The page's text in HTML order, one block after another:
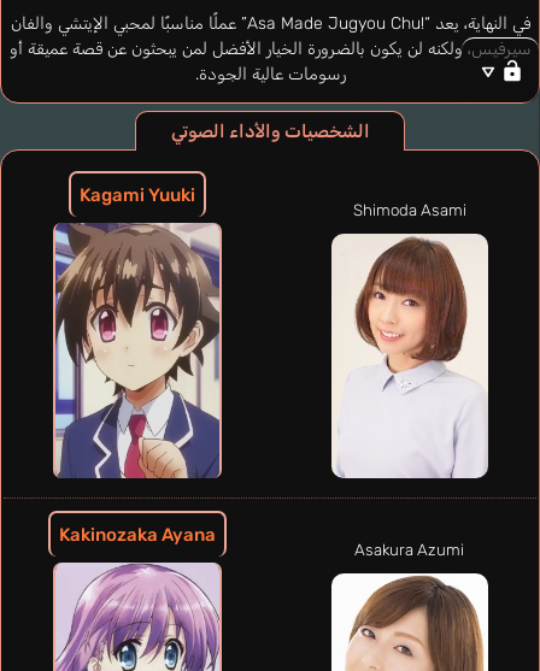
في النهاية، يعد “Asa Made Jugyou Chu!” عملًا مناسبًا لمحبي الإيتشي والفان
سيرفيس، ولكنه لن يكون بالضرورة الخيار الأفضل لمن يبحثون عن قصة عميقة أو
رسومات عالية الجودة.
الشخصيات والأداء الصوتي
Kagami Yuuki
Shimoda Asami
Kakinozaka Ayana
Asakura Azumi